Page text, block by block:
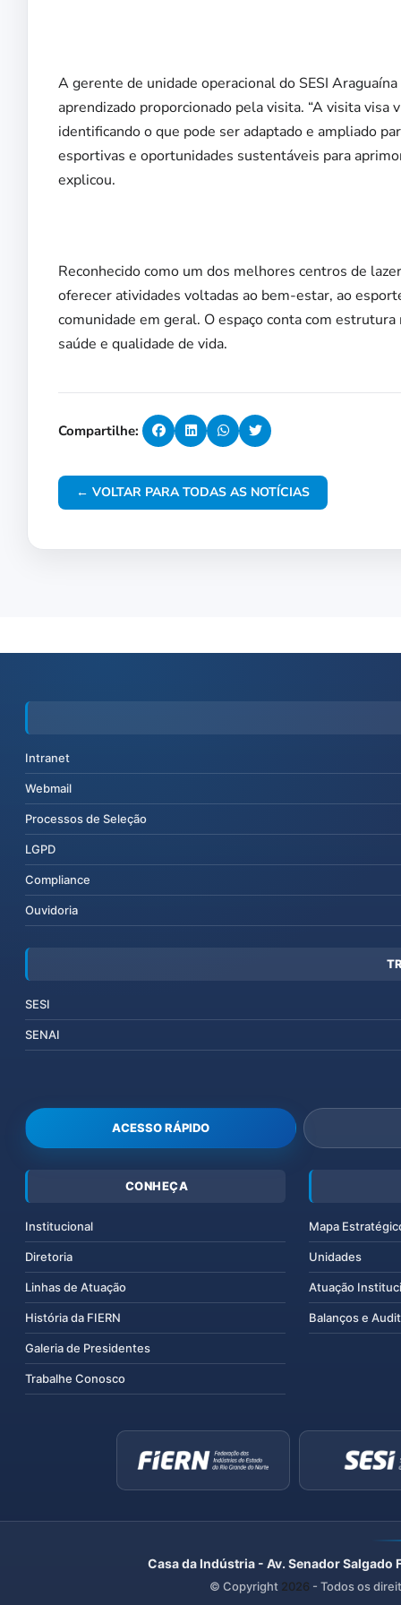
A gerente de unidade operacional do SESI
aprendizado proporcionado pela visita. “A visita visa
identificando o que pode ser adaptado e ampliado
esportivas e oportunidades sustentáveis para
explicou.
Reconhecido como um dos melhores centros de
oferecer atividades voltadas ao bem-estar, ao
comunidade em geral. O espaço conta com
saúde e qualidade de vida.
Compartilhe:
← VOLTAR PARA TODAS AS NOTÍCIAS
Intranet
Webmail
Processos de Seleção
LGPD
Compliance
Ouvidoria
SESI
SENAI
ACESSO RÁPIDO
CONHEÇA
Institucional
Diretoria
Linhas de Atuação
História da FIERN
Galeria de Presidentes
Trabalhe Conosco
Mapa
Unidades
Atuação
Balanços e
Casa da Indústria - Av. Senador
© Copyright 2026 - Todos os